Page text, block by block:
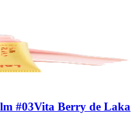
#03Vita Berry de Laka